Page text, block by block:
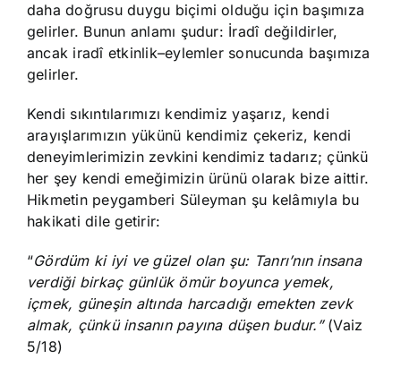
daha doğrusu duygu biçimi olduğu için başımıza
gelirler. Bunun anlamı şudur: İradî değildirler,
ancak iradî etkinlik–eylemler sonucunda başımıza
gelirler.
Kendi sıkıntılarımızı kendimiz yaşarız, kendi
arayışlarımızın yükünü kendimiz çekeriz, kendi
deneyimlerimizin zevkini kendimiz tadarız; çünkü
her şey kendi emeğimizin ürünü olarak bize aittir.
Hikmetin peygamberi Süleyman şu kelâmıyla bu
hakikati dile getirir:
“Gördüm ki iyi ve güzel olan şu: Tanrı’nın insana
verdiği birkaç günlük ömür boyunca yemek,
içmek, güneşin altında harcadığı emekten zevk
almak, çünkü insanın payına düşen budur.”(Vaiz
5/18)